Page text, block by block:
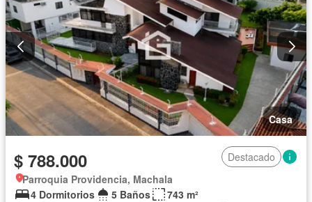
Casa
$ 788.000
Destacado
Parroquia Providencia, Machala
4 Dormitorios
5 Baños
743 m²